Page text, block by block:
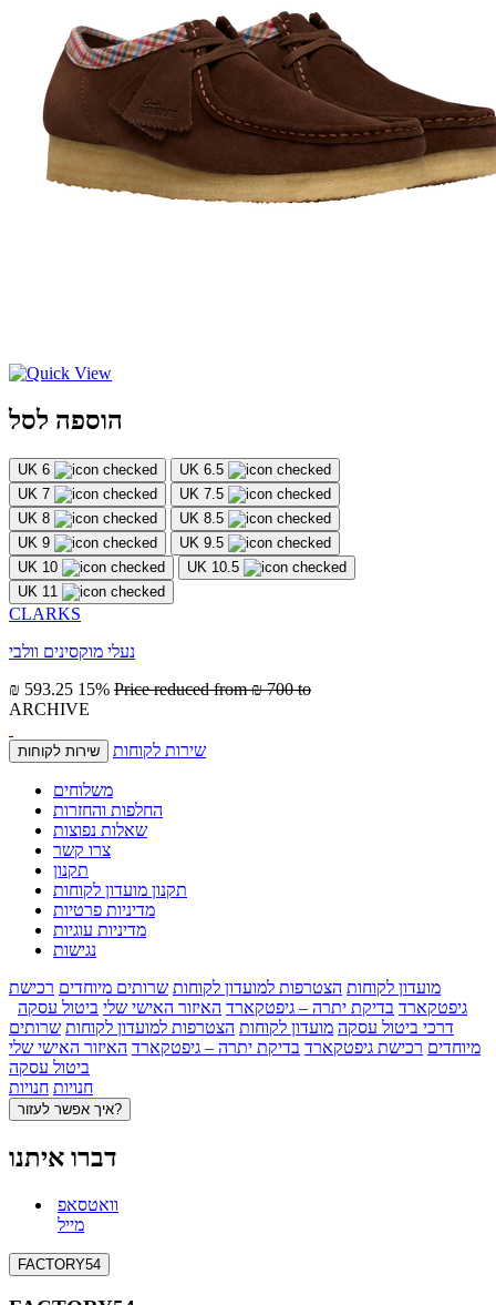
הוספה לסל
UK 6
UK 6.5
UK 7
UK 7.5
UK 8
UK 8.5
UK 9
UK 9.5
UK 10
UK 10.5
UK 11
CLARKS
נעלי מוקסינים וולבי
₪ 593.25 15% Price reduced from₪ 700 to
ARCHIVE
שירות לקוחות שירות לקוחות
משלוחים
החלפות והחזרות
שאלות נפוצות
צרו קשר
תקנון
תקנון מועדון לקוחות
מדיניות פרטיות
מדיניות עוגיות
נגישות
מועדון לקוחות הצטרפות למועדון לקוחות שרותים מיוחדים רכישת
גיפטקארד בדיקת יתרה – גיפטקארד האיזור האישי שלי ביטול עסקה
דרכי ביטול עסקה מועדון לקוחות הצטרפות למועדון לקוחות שרותים
מיוחדים רכישת גיפטקארד בדיקת יתרה – גיפטקארד האיזור האישי שלי
ביטול עסקה
חנויות חנויות
איך אפשר לעזור?
דברו איתנו
וואטסאפ
מייל
FACTORY54